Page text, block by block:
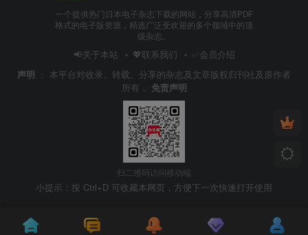
一个提供热门日本电子杂志下载的网站，分享高清PDF
格式的电子版资源，精选广泛受欢迎的多个领域中的顶
级杂志。
📢关于本站 💖联系我们
✅会员介绍
声明 ： 本平台对收录、转载、分享的杂志及文章版权归刊社及原作者
所有， 免责声明
扫二维码访问移动端
小提示：按 Ctrl+D 可收藏本网页，方便下一次快速打开使用